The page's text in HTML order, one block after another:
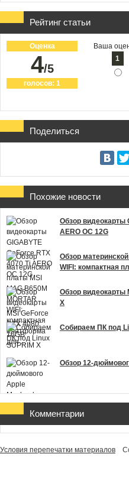
Рейтинг статьи
Оценка
4/5
голосов: 1
Ваша
1
Поделиться
Похожие новости
Обзор видеокарты
AERO OC 12G
Обзор
WIFI: компактная
Обзор видеокарты
X
Собираем ПК под
Обзор 12-
Комментарии
Условия перепечатки материалов